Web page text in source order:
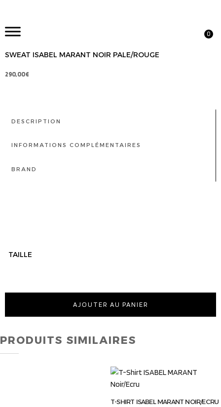
0
SWEAT ISABEL MARANT NOIR PALE/ROUGE
290,00€
DESCRIPTION
INFORMATIONS COMPLÉMENTAIRES
BRAND
TAILLE
AJOUTER AU PANIER
PRODUITS SIMILAIRES
T-SHIRT ISABEL MARANT NOIR/ECRU